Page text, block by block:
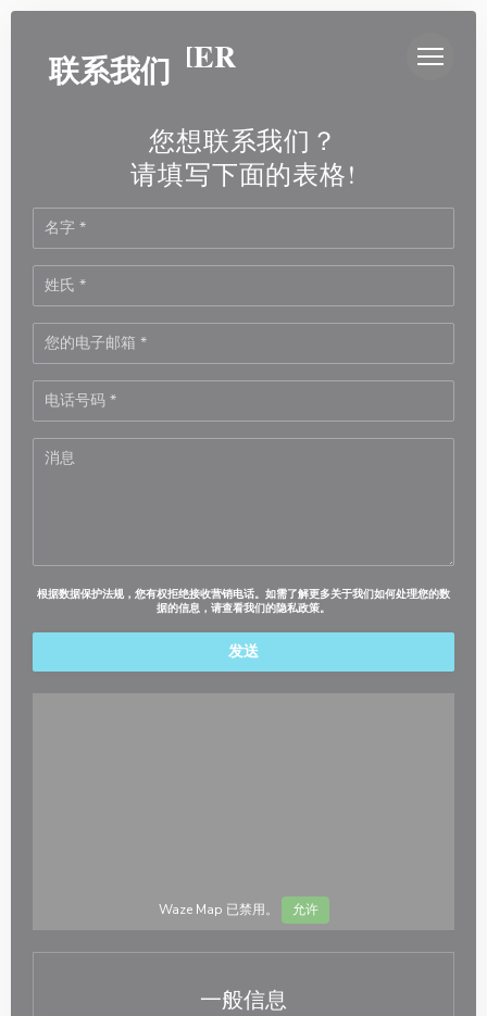
Cookie管理面板
AU CLOCHER
联系我们
您想联系我们？
请填写下面的表格!
根据数据保护法规，您有权拒绝接收营销电话。如需了解更多关于我们如何处理您的数
据的信息，请查看我们的隐私政策。
Waze Map 已禁用。 允许
一般信息